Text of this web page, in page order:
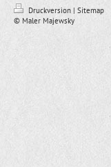
Druckversion | Sitemap
© Maler Majewsky